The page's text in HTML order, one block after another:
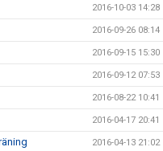
2016-10-03 14:28
2016-09-26 08:14
2016-09-15 15:30
2016-09-12 07:53
2016-08-22 10:41
2016-04-17 20:41
2016-04-13 21:02